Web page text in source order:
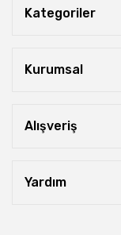
Kategoriler
Kurumsal
Alışveriş
Yardım